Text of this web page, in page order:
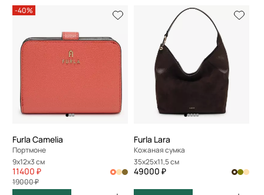
-40%
Furla Camelia
Портмоне
9x12x3 см
11400 ₽
19000 ₽
Furla Lara
Кожаная сумка
35x25x11,5 см
49000 ₽